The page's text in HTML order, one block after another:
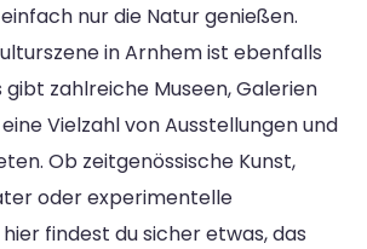
nur die Natur genießen.
in Arnhem ist ebenfalls
gibt zahlreiche Museen, Galerien
Vielzahl von Ausstellungen und
Ob zeitgenössische Kunst,
oder experimentelle
findest du sicher etwas, das